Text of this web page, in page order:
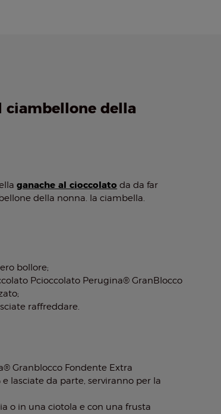
ciambellone della
ganache al cioccolato da da far
della nonna. la ciambella.
bollore;
Pcioccolato Perugina® GranBlocco
raffreddare.
Granblocco Fondente Extra
lasciate da parte, serviranno per la
o in una ciotola e con una frusta